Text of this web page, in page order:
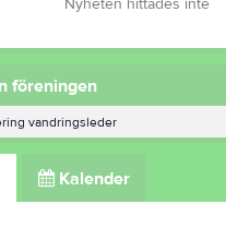
Nyheten hittades inte
föreningen
vandringsleder
Kalender